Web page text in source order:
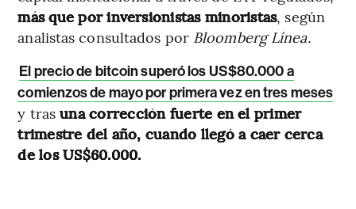
más que por inversionistas minoristas, según
analistas consultados por Bloomberg Línea.
El precio de bitcoin superó los US$80.000 a
comienzos de mayo por primera vez en tres meses
y tras una corrección fuerte en el primer
trimestre del año, cuando llegó a caer cerca
de los US$60.000.